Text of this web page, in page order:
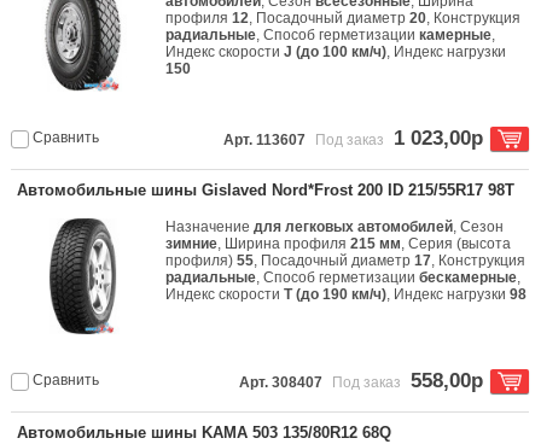
профиля12, Посадочный диаметр20, Конструкция
радиальные, Способ герметизациикамерные,
Индекс скоростиJ (до 100 км/ч), Индекс нагрузки
150
Сравнить Арт. 113607 Под заказ 1 023,00р
Автомобильные шины Gislaved Nord*Frost 200 ID 215/55R17 98T
Назначениедля легковых автомобилей, Сезон
зимние, Ширина профиля215 мм, Серия (высота
профиля)55, Посадочный диаметр17, Конструкция
радиальные, Способ герметизациибескамерные,
Индекс скоростиT (до 190 км/ч), Индекс нагрузки98
Сравнить Арт. 308407 Под заказ 558,00р
Автомобильные шины KAMA 503 135/80R12 68Q